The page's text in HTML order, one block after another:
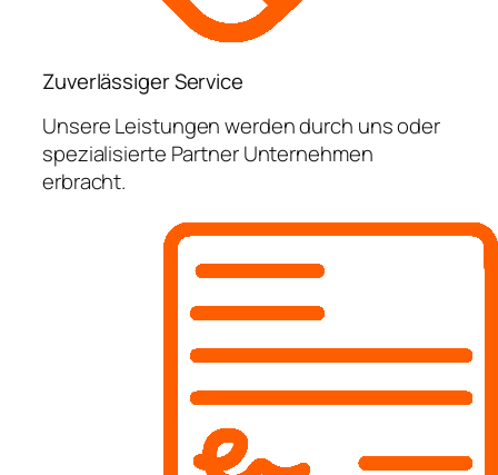
Zuverlässiger Service
Unsere Leistungen werden durch uns oder
spezialisierte Partner Unternehmen
erbracht.